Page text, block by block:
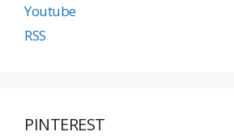
Youtube
RSS
PINTEREST